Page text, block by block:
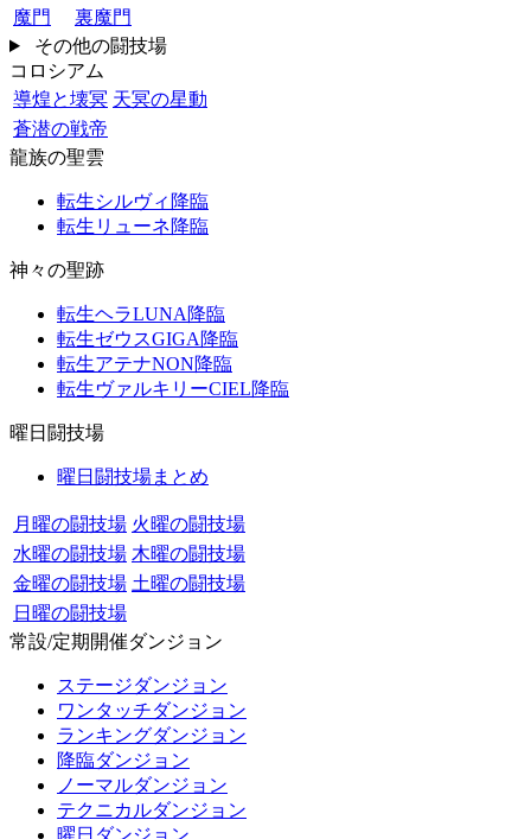
魔門
裏魔門
その他の闘技場
コロシアム
導煌と壊冥 天冥の星動
蒼潜の戦帝
龍族の聖雲
転生シルヴィ降臨
転生リューネ降臨
神々の聖跡
転生ヘラLUNA降臨
転生ゼウスGIGA降臨
転生アテナNON降臨
転生ヴァルキリーCIEL降臨
曜日闘技場
曜日闘技場まとめ
月曜の闘技場 火曜の闘技場
水曜の闘技場 木曜の闘技場
金曜の闘技場 土曜の闘技場
日曜の闘技場
常設/定期開催ダンジョン
ステージダンジョン
ワンタッチダンジョン
ランキングダンジョン
降臨ダンジョン
ノーマルダンジョン
テクニカルダンジョン
曜日ダンジョン